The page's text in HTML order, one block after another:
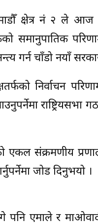
क्षेत्र नं २ ले आज
समानुपातिक
गर्न चाँडो नयाँ
निर्वाचन
संक्रमणीय
जोड दिनुभयो ।
एमाले र